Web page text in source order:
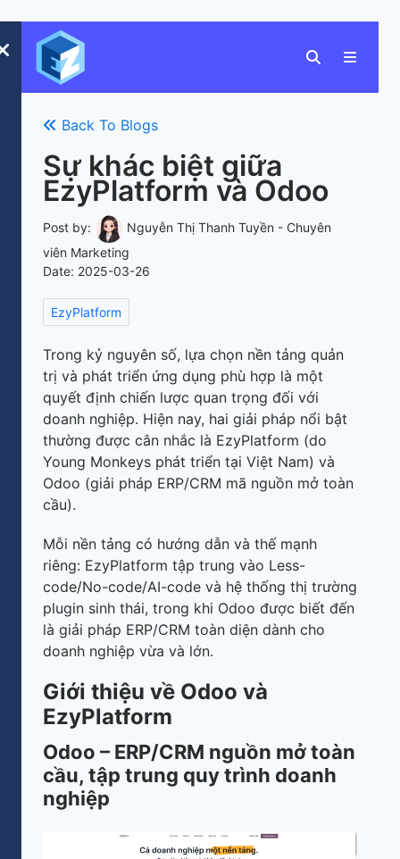
Back To Blogs
Sự khác biệt giữa
EzyPlatform và Odoo
Post by:
Nguyễn Thị Thanh Tuyền - Chuyên
viên Marketing
Date: 2025-03-26
EzyPlatform
Trong kỷ nguyên số, lựa chọn nền tảng quản
trị và phát triển ứng dụng phù hợp là một
quyết định chiến lược quan trọng đối với
doanh nghiệp. Hiện nay, hai giải pháp nổi bật
thường được cân nhắc là EzyPlatform (do
Young Monkeys phát triển tại Việt Nam) và
Odoo (giải pháp ERP/CRM mã nguồn mở toàn
cầu).
Mỗi nền tảng có hướng dẫn và thế mạnh
riêng: EzyPlatform tập trung vào Less-
code/No-code/AI-code và hệ thống thị trường
plugin sinh thái, trong khi Odoo được biết đến
là giải pháp ERP/CRM toàn diện dành cho
doanh nghiệp vừa và lớn.
Giới thiệu về Odoo và
EzyPlatform
Odoo – ERP/CRM nguồn mở toàn
cầu, tập trung quy trình doanh
nghiệp